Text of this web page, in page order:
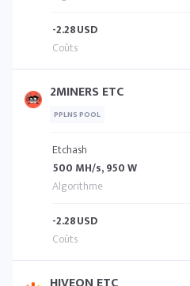
-2.28USD
2MINERS ETC
PPLNS POOL
Etchash
500 MH/s, 950 W
-2.28USD